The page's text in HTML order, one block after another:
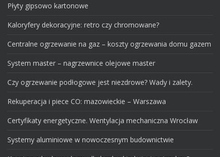
Płyty gipsowo kartonowe
Kaloryfery dekoracyjne: retro czy chromowane?
Centralne ogrzewanie na gaz – koszty ogrzewania domu gazem
System master – nagrzewnice olejowe master
Czy ogrzewanie podłogowe jest niezdrowe? Wady i zalety.
Rekuperacja i piece CO: mazowieckie – Warszawa
Certyfikaty energetyczne. Wentylacja mechaniczna Wrocław
Systemy aluminiowe w nowoczesnym budownictwie